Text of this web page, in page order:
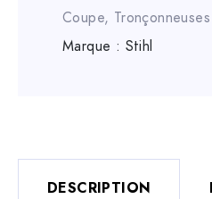
Coupe, Tronçonneuses
Marque : Stihl
DESCRIPTION